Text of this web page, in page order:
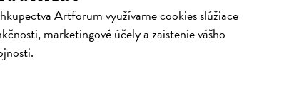
Artforum využívame cookies slúžiace
marketingové účely a zaistenie vášho
Pamäť národa
4/2025
Pamäť
OBSAH: